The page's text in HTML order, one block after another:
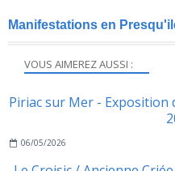
VOUS AIMEREZ AUSSI :
Piriac sur Mer - Exposition
06/05/2026
Manifestations en